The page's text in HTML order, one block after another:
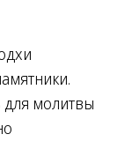
молитвы